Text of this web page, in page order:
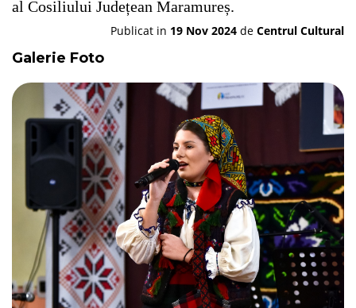
al Cosiliului Județean Maramureș.
Publicat in 19 Nov 2024 de Centrul Cultural
Galerie Foto